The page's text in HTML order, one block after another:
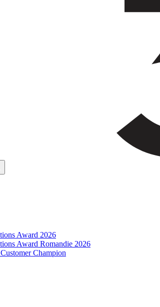
Award 2026
Award Romandie 2026
Champion